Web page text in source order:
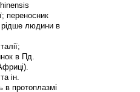
переносник
рідше людини в
в Пд.
ін.
протоплазмі